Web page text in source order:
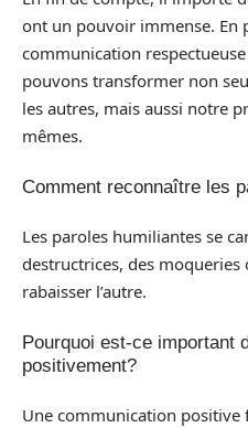
ont un pouvoir immense. En
communication
pouvons transformer non
les autres, mais aussi notre
mêmes.
Comment reconnaître les
Les paroles humiliantes se
destructrices, des
rabaisser l’autre.
Pourquoi est-ce important
positivement?
Une communication positive